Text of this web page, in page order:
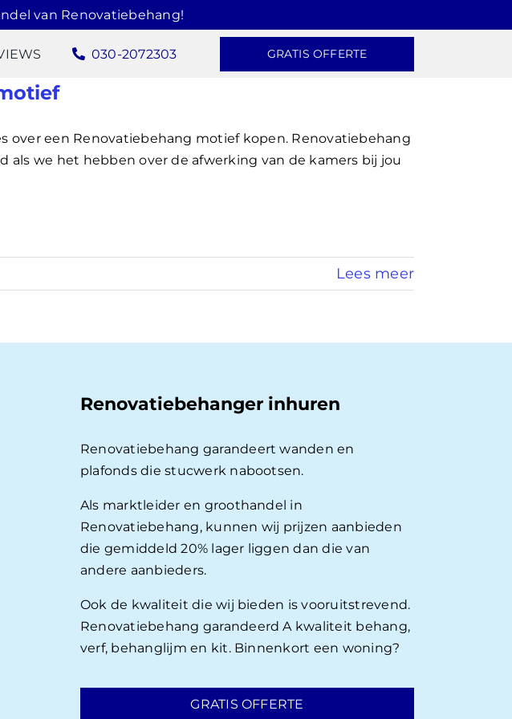
van Renovatiebehang!
030-2072303 GRATIS OFFERTE
over een Renovatiebehang motief kopen. Renovatiebehang
als we het hebben over de afwerking van de kamers bij jou
Lees meer
Renovatiebehanger inhuren
Renovatiebehang garandeert wanden en
plafonds die stucwerk nabootsen.
Als marktleider en groothandel in
Renovatiebehang, kunnen wij prijzen aanbieden
die gemiddeld 20% lager liggen dan die van
andere aanbieders.
Ook de kwaliteit die wij bieden is vooruitstrevend.
Renovatiebehang garandeerd A kwaliteit behang,
verf, behanglijm en kit. Binnenkort een woning?
GRATIS OFFERTE